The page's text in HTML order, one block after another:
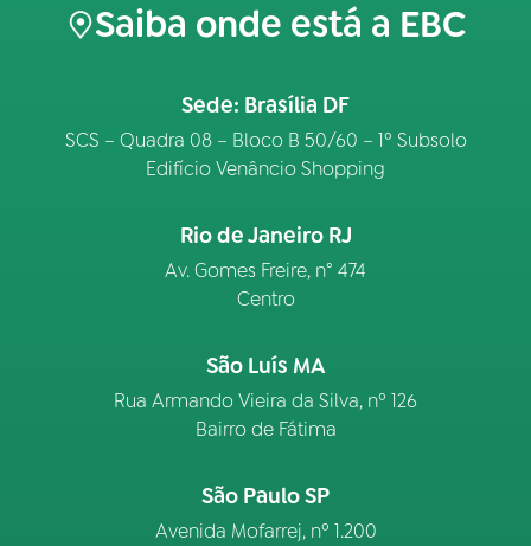
Saiba onde está a EBC
Sede: Brasília DF
SCS – Quadra 08 – Bloco B 50/60 – 1º Subsolo
Edifício Venâncio Shopping
Rio de Janeiro RJ
Av. Gomes Freire, n° 474
Centro
São Luís MA
Rua Armando Vieira da Silva, nº 126
Bairro de Fátima
São Paulo SP
Avenida Mofarrej, nº 1.200